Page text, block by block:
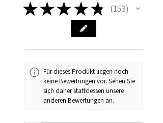
★★★ ★ ★ 153
153
Für dieses Produkt liegen noch
keine Bewertungen vor. Sehen Sie
sich daher stattdessen unsere
anderen Bewertungen an.